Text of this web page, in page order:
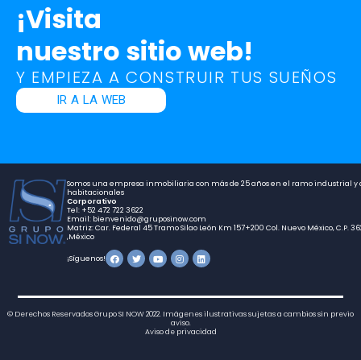
¡Visita
nuestro sitio web!
Y EMPIEZA A CONSTRUIR TUS SUEÑOS
IR A LA WEB
Somos una empresa inmobiliaria con más de 25 años en el ramo industrial y
habitacionales
Corporativo
Tel: +52 472 722 3622
Email: bienvenido@gruposinow.com
Matriz: Car. Federal 45 Tramo Silao León Km 157+200 Col. Nuevo México, C.P.
,México
¡Síguenos!
© Derechos Reservados Grupo SI NOW 2022. Imágenes ilustrativas sujetas a cambios sin previo
aviso.
Aviso de privacidad